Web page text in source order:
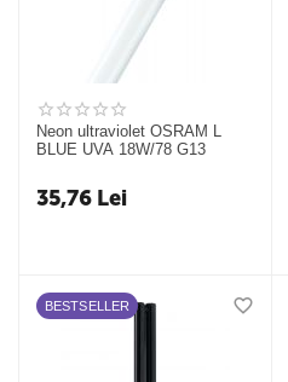
Neon ultraviolet OSRAM L
BLUE UVA 18W/78 G13
35,76 Lei
BESTSELLER